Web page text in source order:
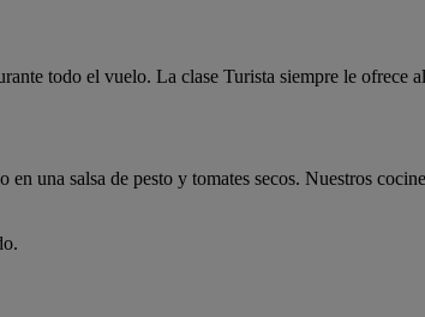
todo el vuelo. La clase Turista siempre le ofrece
una salsa de pesto y tomates secos. Nuestros